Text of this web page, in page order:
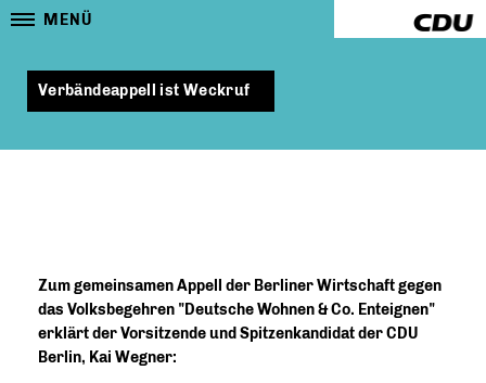
MENÜ
Verbändeappell ist Weckruf
Zum gemeinsamen Appell der Berliner Wirtschaft gegen
das Volksbegehren "Deutsche Wohnen & Co. Enteignen"
erklärt der Vorsitzende und Spitzenkandidat der CDU
Berlin, Kai Wegner: